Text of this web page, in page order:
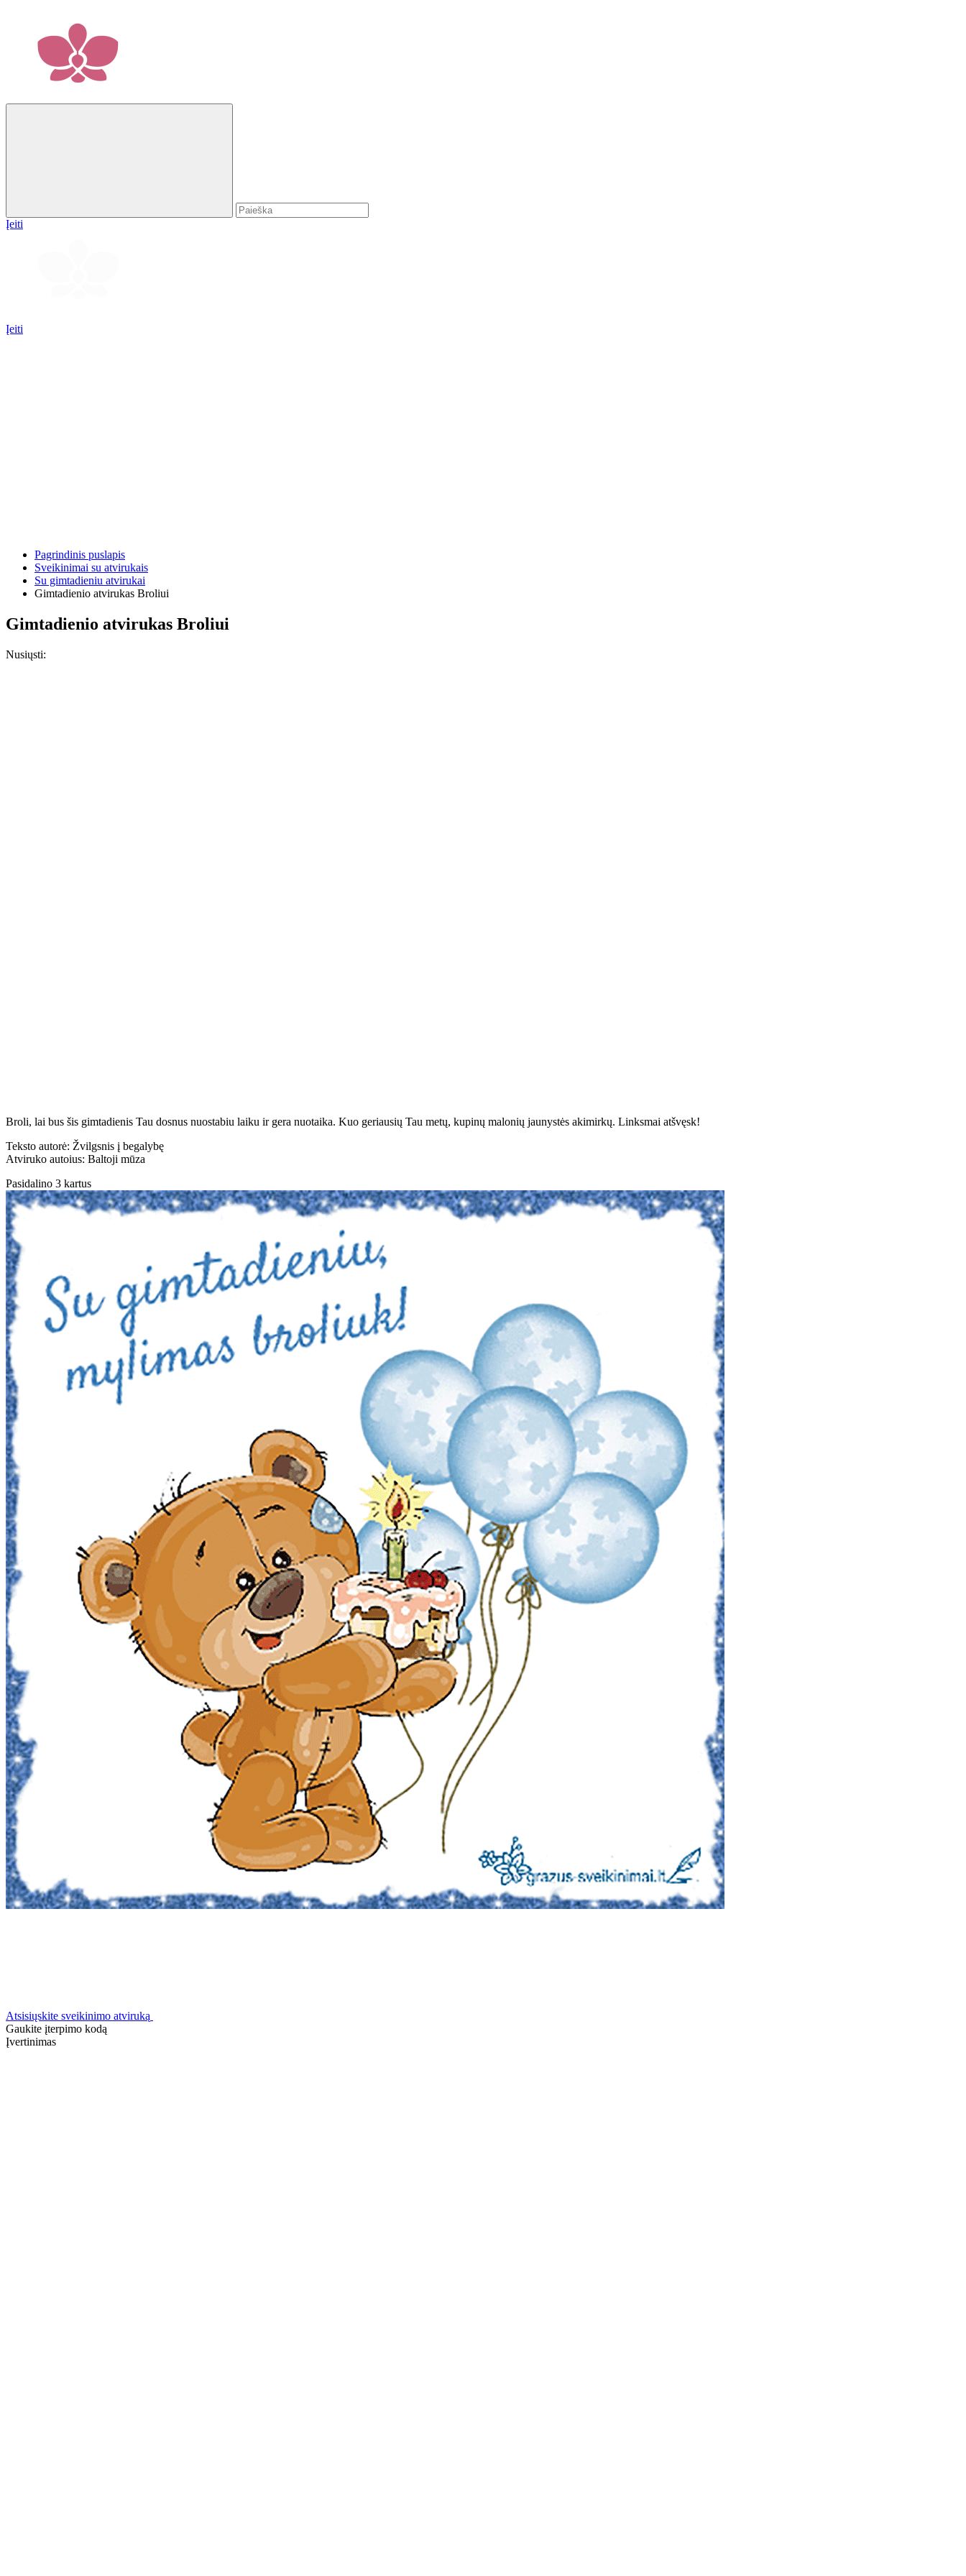
Įeiti
Įeiti
Pagrindinis puslapis
Sveikinimai su atvirukais
Su gimtadieniu atvirukai
Gimtadienio atvirukas Broliui
Gimtadienio atvirukas Broliui
Nusiųsti:
Broli, lai bus šis gimtadienis Tau dosnus nuostabiu laiku ir gera nuotaika. Kuo geriausių Tau metų, kupinų malonių jaunystės akimirkų. Linksmai atšvęsk!
Teksto autorė: Žvilgsnis į begalybę
Atviruko autoius: Baltoji mūza
Pasidalino 3 kartus
Atsisiųskite sveikinimo atviruką
Gaukite įterpimo kodą
Įvertinimas